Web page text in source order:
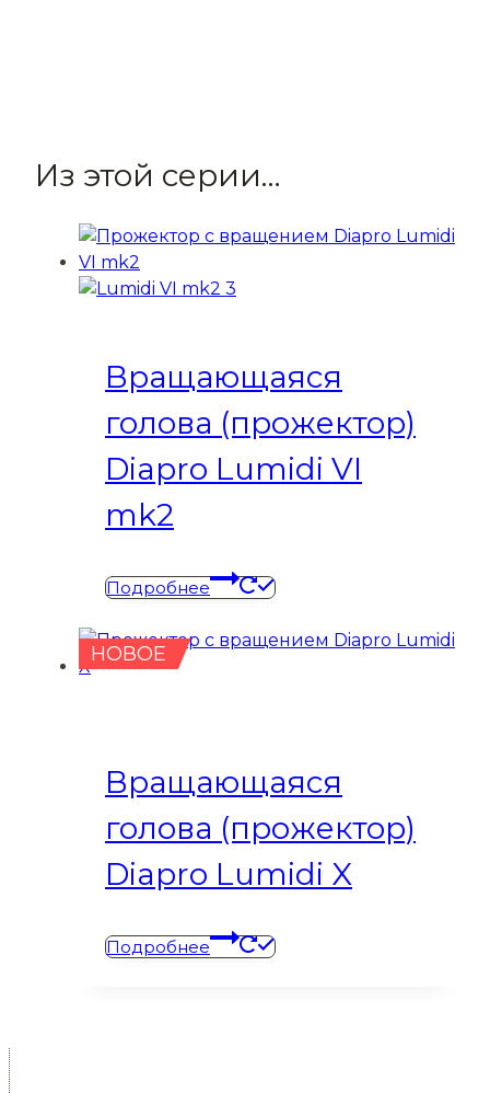
Из этой серии…
Вращающаяся
голова (прожектор)
Diapro Lumidi VI
mk2
Подробнее
НОВОЕ
Вращающаяся
голова (прожектор)
Diapro Lumidi X
Подробнее